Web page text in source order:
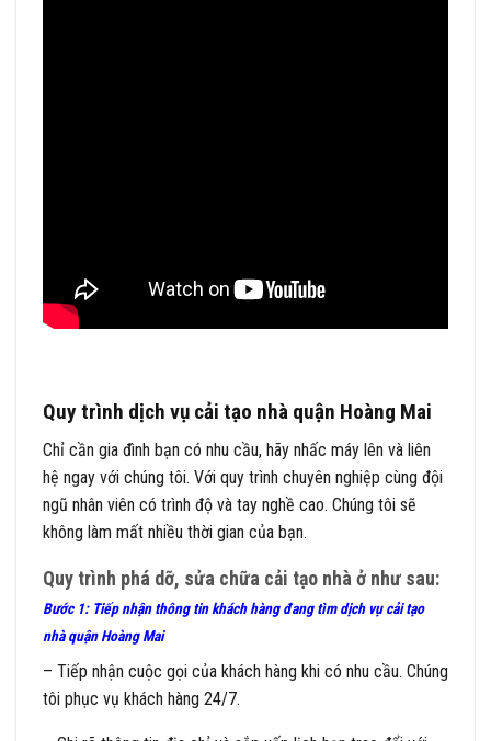
Quy trình dịch vụ cải tạo nhà quận Hoàng Mai
Chỉ cần gia đình bạn có nhu cầu, hãy nhấc máy lên và liên
hệ ngay với chúng tôi. Với quy trình chuyên nghiệp cùng đội
ngũ nhân viên có trình độ và tay nghề cao. Chúng tôi sẽ
không làm mất nhiều thời gian của bạn.
Quy trình phá dỡ, sửa chữa cải tạo nhà ở như sau:
Bước 1: Tiếp nhận thông tin khách hàng đang tìm dịch vụ cải tạo
nhà quận Hoàng Mai
– Tiếp nhận cuộc gọi của khách hàng khi có nhu cầu. Chúng
tôi phục vụ khách hàng 24/7.